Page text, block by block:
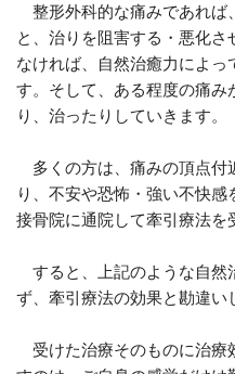
整形外科的な痛みであれば
と、治りを阻害する・悪化
なければ、自然治癒力によっ
す。そして、ある程度の痛み
り、治ったりしていきます。
多くの方は、痛みの頂点付
り、不安や恐怖・強い不快
接骨院に通院して牽引療法を
すると、上記のような自然
ず、牽引療法の効果と勘違い
受けた治療そのものに治療